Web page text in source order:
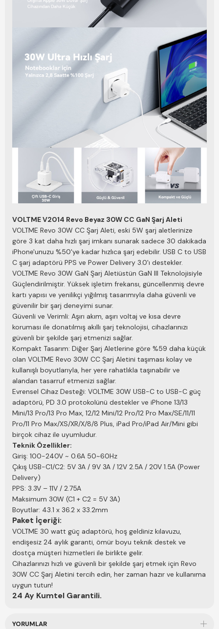
VOLTME V2014 Revo Beyaz 30W CC GaN Şarj Aleti
VOLTME Revo 30W CC Şarj Aleti, eski 5W şarj aletlerinize
göre 3 kat daha hızlı şarj imkanı sunarak sadece 30 dakikada
iPhone'unuzu %50'ye kadar hızlıca şarj edebilir. USB C to USB
C şarj adaptörü PPS ve Power Delivery 3.0'ı destekler.
VOLTME Revo 30W GaN Şarj Aletiüstün GaN III Teknolojisiyle
Güçlendirilmiştir. Yüksek işletim frekansı, güncellenmiş devre
kartı yapısı ve yenilikçi yığılmış tasarımıyla daha güvenli ve
güvenilir bir şarj deneyimi sunar.
Güvenli ve Verimli: Aşırı akım, aşırı voltaj ve kısa devre
koruması ile donatılmış akıllı şarj teknolojisi, cihazlarınızı
güvenli bir şekilde şarj etmenizi sağlar.
Kompakt Tasarım: Diğer Şarj Aletlerine göre %59 daha küçük
olan VOLTME Revo 30W CC Şarj Aletini taşıması kolay ve
kullanışlı boyutlarıyla, her yere rahatlıkla taşınabilir ve
alandan tasarruf etmenizi sağlar.
Evrensel Cihaz Desteği: VOLTME 30W USB-C to USB-C güç
adaptörü, PD 3.0 protokolünü destekler ve iPhone 13/13
Mini/13 Pro/13 Pro Max, 12/12 Mini/12 Pro/12 Pro Max/SE/11/11
Pro/11 Pro Max/XS/XR/X/8/8 Plus, iPad Pro/iPad Air/Mini gibi
birçok cihaz ile uyumludur.
Teknik Özellikler:
Giriş: 100-240V ~ 0.6A 50~60Hz
Çıkış USB-C1/C2: 5V 3A / 9V 3A / 12V 2.5A / 20V 1.5A (Power
Delivery)
PPS: 3.3V – 11V / 2.75A
Maksimum 30W (C1 + C2 = 5V 3A)
Boyutlar: 43.1 x 36.2 x 33.2mm
Paket İçeriği:
VOLTME 30 watt güç adaptörü, hoş geldiniz kılavuzu,
endişesiz 24 aylık garanti, ömür boyu teknik destek ve
dostça müşteri hizmetleri ile birlikte gelir.
Cihazlarınızı hızlı ve güvenli bir şekilde şarj etmek için Revo
30W CC Şarj Aletini tercih edin, her zaman hazır ve kullanıma
uygun tutun!
24 Ay Kumtel Garantili.
YORUMLAR